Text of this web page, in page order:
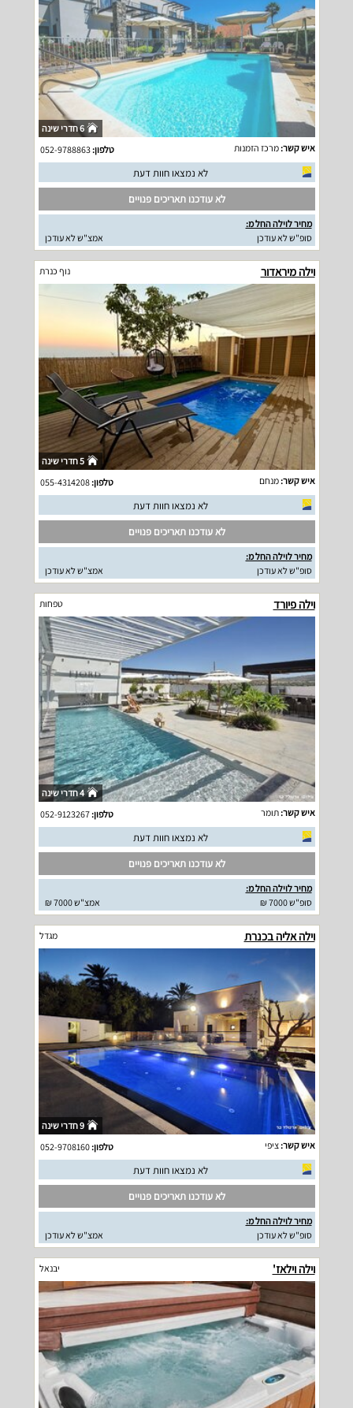
6 חדרי שינה
איש קשר:מרכז הזמנות טלפון:052-9788863
לא נמצאו חוות דעת
לא עודכנו תאריכים פנויים
מחיר לוילה החל מ:
סופ"ש לא עודכן
אמצ"ש לא עודכן
וילה מיראדור נוף כנרת
5 חדרי שינה
איש קשר:מנחם טלפון:055-4314208
לא נמצאו חוות דעת
לא עודכנו תאריכים פנויים
מחיר לוילה החל מ:
סופ"ש לא עודכן
אמצ"ש לא עודכן
וילה פיורד טפחות
4 חדרי שינה
איש קשר:תומר טלפון:052-9123267
לא נמצאו חוות דעת
לא עודכנו תאריכים פנויים
מחיר לוילה החל מ:
סופ"ש 7000 ₪
אמצ"ש 7000 ₪
וילה אליה בכנרת מגדל
9 חדרי שינה
איש קשר:ציפי טלפון:052-9708160
לא נמצאו חוות דעת
לא עודכנו תאריכים פנויים
מחיר לוילה החל מ:
סופ"ש לא עודכן
אמצ"ש לא עודכן
וילה וילאז' יבנאל